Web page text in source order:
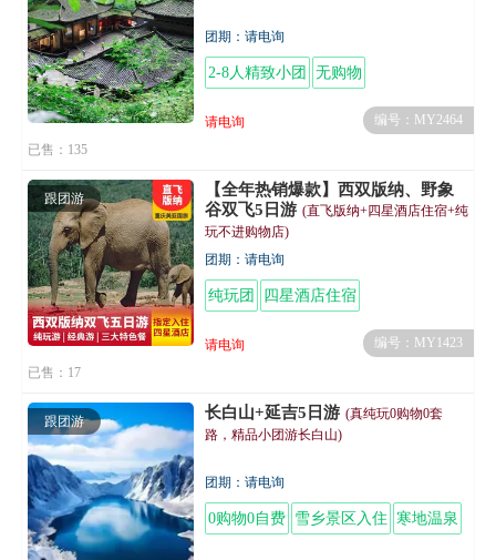
团期：请电询
2-8人精致小团 无购物
请电询
编号：MY2464
已售：135
跟团游
【全年热销爆款】西双版纳、野象
谷双飞5日游 (直飞版纳+四星酒店住宿+纯
玩不进购物店)
团期：请电询
纯玩团 四星酒店住宿
请电询
编号：MY1423
已售：17
跟团游 长白山+延吉5日游 (真纯玩0购物0套
路，精品小团游长白山)
团期：请电询
0购物0自费 雪乡景区入住 寒地温泉